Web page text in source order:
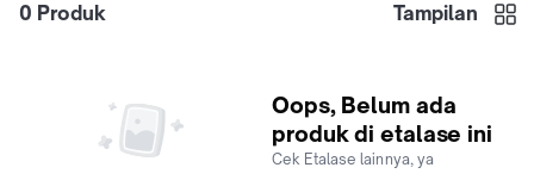
0 Produk Tampilan
Oops, Belum ada
produk di etalase ini
Cek Etalase lainnya, ya